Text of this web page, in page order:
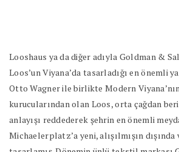
Looshaus ya da diğer adıyla Goldman &
Loos’un Viyana’da tasarladığı en önemli
Otto Wagner ile birlikte Modern
kurucularından olan Loos, orta çağdan
anlayışı reddederek şehrin en önemli
Michaelerplatz’a yeni, alışılmışın